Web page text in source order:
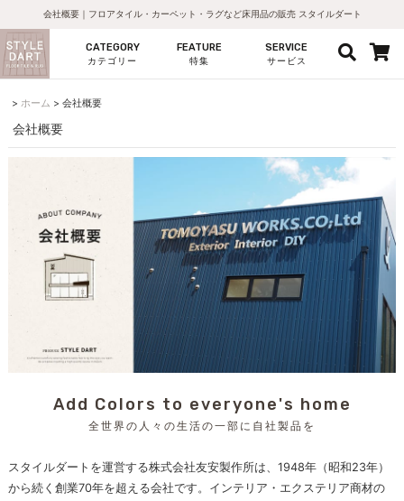
会社概要｜フロアタイル・カーペット・ラグなど床用品の販売 スタイルダート
CATEGORY
カテゴリー
FEATURE
特集
SERVICE
サービス
ホーム 会社概要
会社概要
Add Colors to everyone's home
全世界の人々の生活の一部に自社製品を
スタイルダートを運営する株式会社友安製作所は、1948年（昭和23年）
から続く創業70年を超える会社です。インテリア・エクステリア商材の